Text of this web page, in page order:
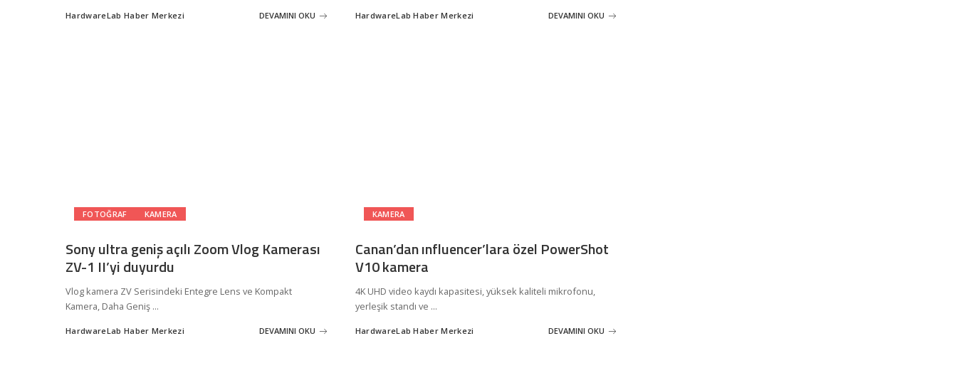
Posted
HardwareLab Haber Merkezi DEVAMINI OKU
Posted
HardwareLab Haber Merkezi DEVAMINI OKU
FOTOĞRAF KAMERA
Sony ultra geniş açılı Zoom Vlog Kamerası
ZV-1 II’yi duyurdu
Vlog kamera ZV Serisindeki Entegre Lens ve Kompakt
Kamera, Daha Geniş ...
Posted
HardwareLab Haber Merkezi DEVAMINI OKU
KAMERA
Canan’dan ınfluencer’lara özel PowerShot
V10 kamera
4K UHD video kaydı kapasitesi, yüksek kaliteli mikrofonu,
yerleşik standı ve ...
Posted
HardwareLab Haber Merkezi DEVAMINI OKU